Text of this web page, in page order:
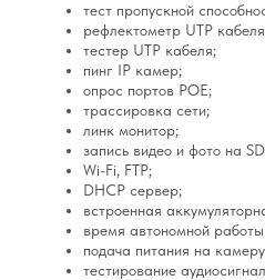
тест пропускной
рефлектометр UTP
тестер UTP кабеля;
пинг IP камер;
опрос портов POE;
трассировка сети;
линк монитор;
запись видео и фото на
Wi-Fi, FTP;
DHCP сервер;
встроенная
время автономной
подача питания на
тестирование